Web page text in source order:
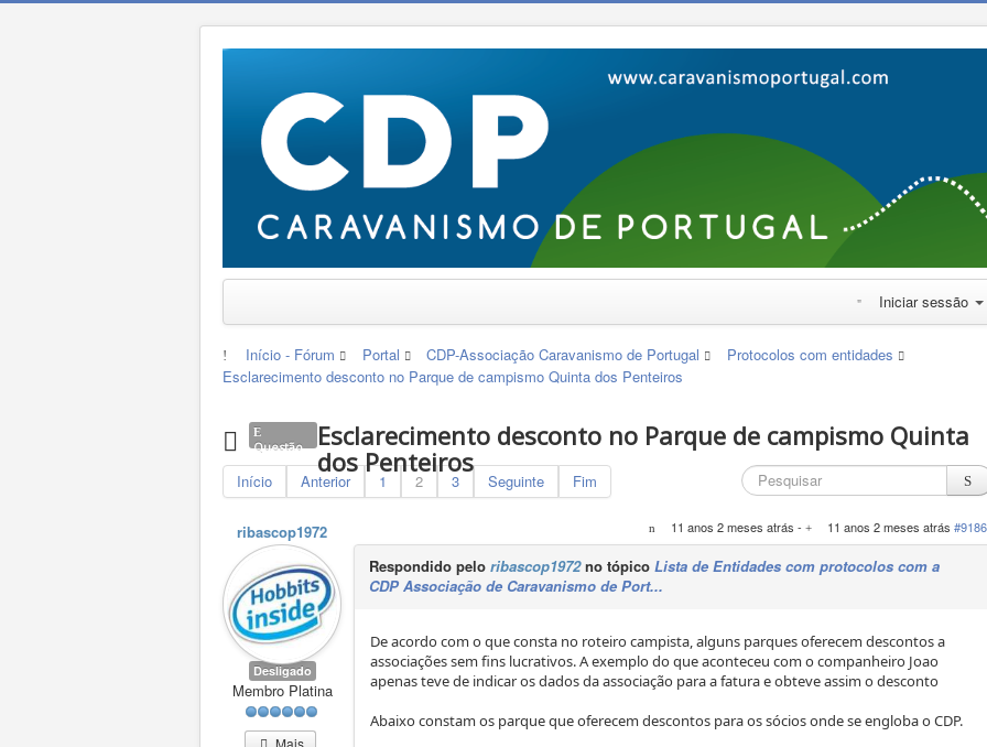
Iniciar sessão
Início - Fórum Portal CDP-Associação Caravanismo de Portugal
Protocolos com entidades
Esclarecimento desconto no Parque de campismo Quinta dos Penteiros
Questão
Esclarecimento desconto no Parque de campismo Quinta
dos Penteiros
Início Anterior 1 2 3 Seguinte Fim
ribascop1972
Desligado
Membro Platina
11 anos 2 meses atrás - 11 anos 2 meses atrás
Respondido peloribascop1972no tópicoLista de Entidades com protocolos com a
CDP Associação de Caravanismo de Port...
De acordo com o que consta no roteiro campista, alguns parques oferecem descontos a
associações sem fins lucrativos. A exemplo do que aconteceu com o companheiro Joao
apenas teve de indicar os dados da associação para a fatura e obteve assim o desconto
Abaixo constam os parque que oferecem descontos para os sócios onde se engloba o CDP.